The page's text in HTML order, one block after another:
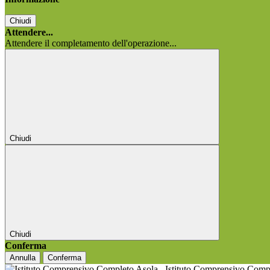
Chiudi
Attendere...
Attendere il completamento dell'operazione...
Chiudi
Chiudi
Conferma
Annulla Conferma